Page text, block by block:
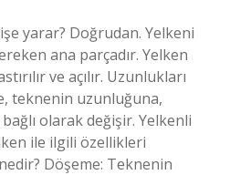
yarar? Doğrudan. Yelkeni
ana parçadır. Yelken
ve açılır. Uzunlukları
teknenin uzunluğuna,
bağlı olarak değişir. Yelkenli
ile ilgili özellikleri
Döşeme: Teknenin